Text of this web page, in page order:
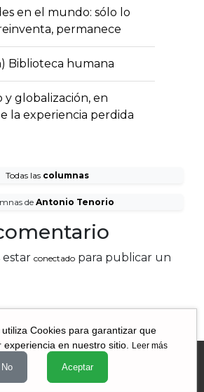
en el mundo: sólo lo
permanece
Biblioteca humana
y globalización, en
la experiencia perdida
Todas las columnas
deAntonio Tenorio
estar conectado para publicar un
Cookies para garantizar que
en nuestro sitio.
Leer más
No Aceptar